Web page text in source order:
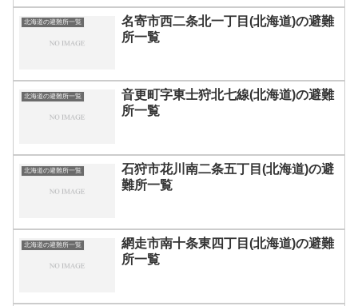
北海道の避難所一覧
名寄市西二条北一丁目(北海道)の避難
所一覧
北海道の避難所一覧
音更町字東士狩北七線(北海道)の避難
所一覧
北海道の避難所一覧
石狩市花川南二条五丁目(北海道)の避
難所一覧
北海道の避難所一覧
網走市南十条東四丁目(北海道)の避難
所一覧